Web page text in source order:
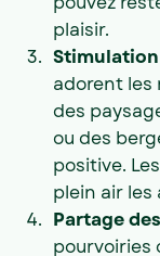
plaisir.
adorent les
des
ou des
positive.
plein air
Partage
pourvoiries